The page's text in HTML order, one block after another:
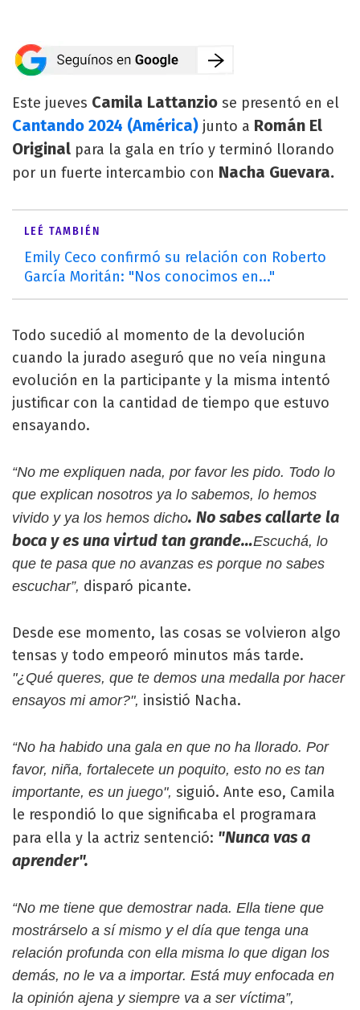
Este jueves Camila Lattanzio se presentó en el
Cantando 2024 (América) junto a Román El
Original para la gala en trío y terminó llorando
por un fuerte intercambio con Nacha Guevara.
LEÉ TAMBIÉN
Emily Ceco confirmó su relación con Roberto
García Moritán: "Nos conocimos en..."
Todo sucedió al momento de la devolución
cuando la jurado aseguró que no veía ninguna
evolución en la participante y la misma intentó
justificar con la cantidad de tiempo que estuvo
ensayando.
“No me expliquen nada, por favor les pido. Todo lo
que explican nosotros ya lo sabemos, lo hemos
vivido y ya los hemos dicho. No sabes callarte la
boca y es una virtud tan grande…Escuchá, lo
que te pasa que no avanzas es porque no sabes
escuchar”, disparó picante.
Desde ese momento, las cosas se volvieron algo
tensas y todo empeoró minutos más tarde.
"¿Qué queres, que te demos una medalla por hacer
ensayos mi amor?", insistió Nacha.
“No ha habido una gala en que no ha llorado. Por
favor, niña, fortalecete un poquito, esto no es tan
importante, es un juego", siguió. Ante eso, Camila
le respondió lo que significaba el programara
para ella y la actriz sentenció: "Nunca vas a
aprender".
“No me tiene que demostrar nada. Ella tiene que
mostrárselo a sí mismo y el día que tenga una
relación profunda con ella misma lo que digan los
demás, no le va a importar. Está muy enfocada en
la opinión ajena y siempre va a ser víctima”,